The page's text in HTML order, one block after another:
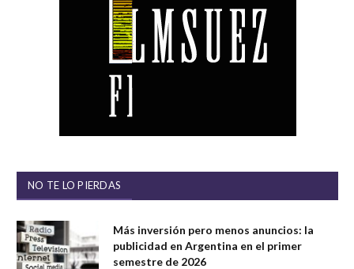
NO TE LO PIERDAS
Más inversión pero menos anuncios: la
publicidad en Argentina en el primer
semestre de 2026